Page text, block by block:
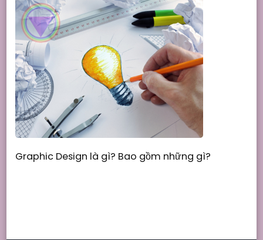
Graphic Design là gì? Bao gồm những gì?